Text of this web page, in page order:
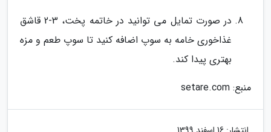
در صورت تمایل می توانید در خاتمه پخت، 3-2 قاشق
غذاخوری خامه به سوپ اضافه کنید تا سوپ طعم و مزه
بهتری پیدا کند.
منبع: setare.com